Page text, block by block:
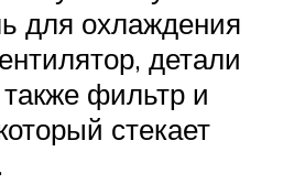
для охлаждения
детали
фильтр и
стекает